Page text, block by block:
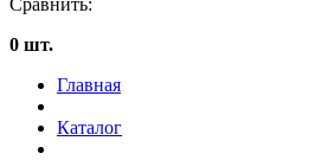
Сравнить:
0 шт.
Главная
Каталог